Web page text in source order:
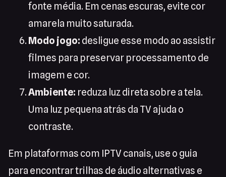
fonte média. Em cenas escuras, evite cor
amarela muito saturada.
Modo jogo: desligue esse modo ao assistir
filmes para preservar processamento de
imagem e cor.
Ambiente: reduza luz direta sobre a tela.
Uma luz pequena atrás da TV ajuda o
contraste.
Em plataformas com IPTV canais, use o guia
para encontrar trilhas de áudio alternativas e